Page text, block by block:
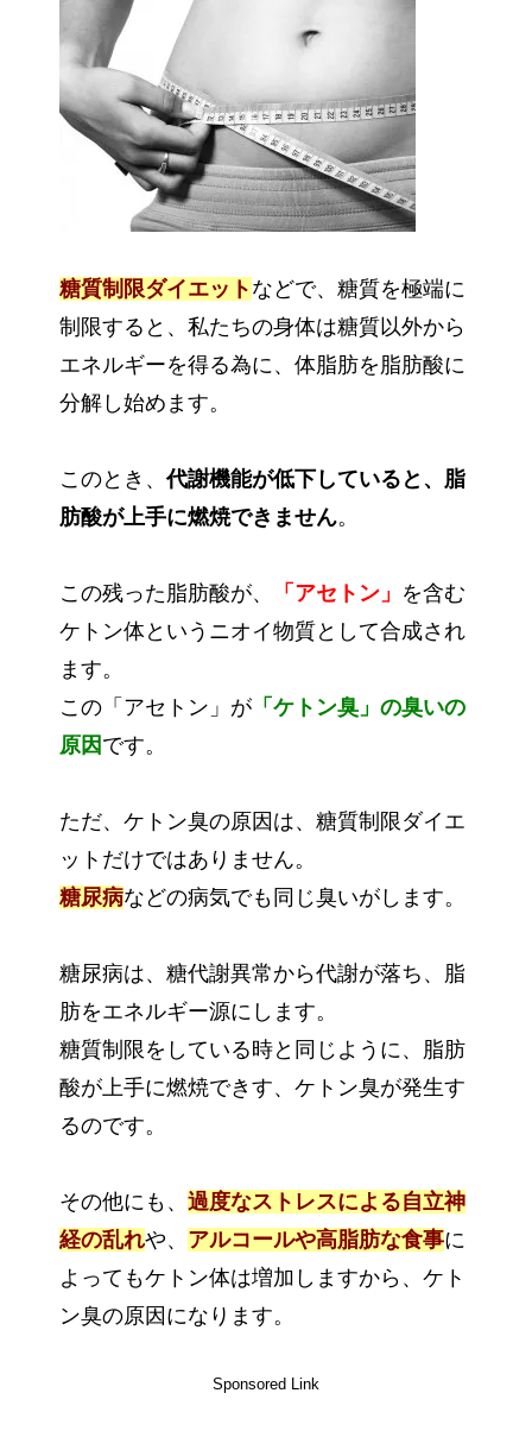
糖質制限ダイエット などで、糖質を極端に
制限すると、私たちの身体は糖質以外から
エネルギーを得る為に、体脂肪を脂肪酸に
分解し始めます。
このとき、代謝機能が低下していると、脂
肪酸が上手に燃焼できません。
この残った脂肪酸が、 「アセトン」 を含む
ケトン体というニオイ物質として合成され
ます。
この「アセトン」が 「ケトン臭」の臭いの
原因 です。
ただ、ケトン臭の原因は、糖質制限ダイエ
ットだけではありません。
糖尿病などの病気でも同じ臭いがします。
糖尿病は、糖代謝異常から代謝が落ち、脂
肪をエネルギー源にします。
糖質制限をしている時と同じように、脂肪
酸が上手に燃焼できす、ケトン臭が発生す
るのです。
その他にも、 過度なストレスによる自立神
経の乱れや、 アルコールや高脂肪な食事に
よってもケトン体は増加しますから、ケト
ン臭の原因になります。
Sponsored Link